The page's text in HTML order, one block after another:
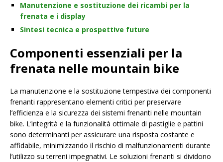
Manutenzione e sostituzione dei ricambi per la
frenata e i display
Sintesi tecnica e prospettive future
Componenti essenziali per la
frenata nelle mountain bike
La manutenzione e la sostituzione tempestiva dei componenti
frenanti rappresentano elementi critici per preservare
l’efficienza e la sicurezza dei sistemi frenanti nelle mountain
bike. L’integrità e la funzionalità ottimale di pastiglie e pattini
sono determinanti per assicurare una risposta costante e
affidabile, minimizzando il rischio di malfunzionamenti durante
l’utilizzo su terreni impegnativi. Le soluzioni frenanti si dividono